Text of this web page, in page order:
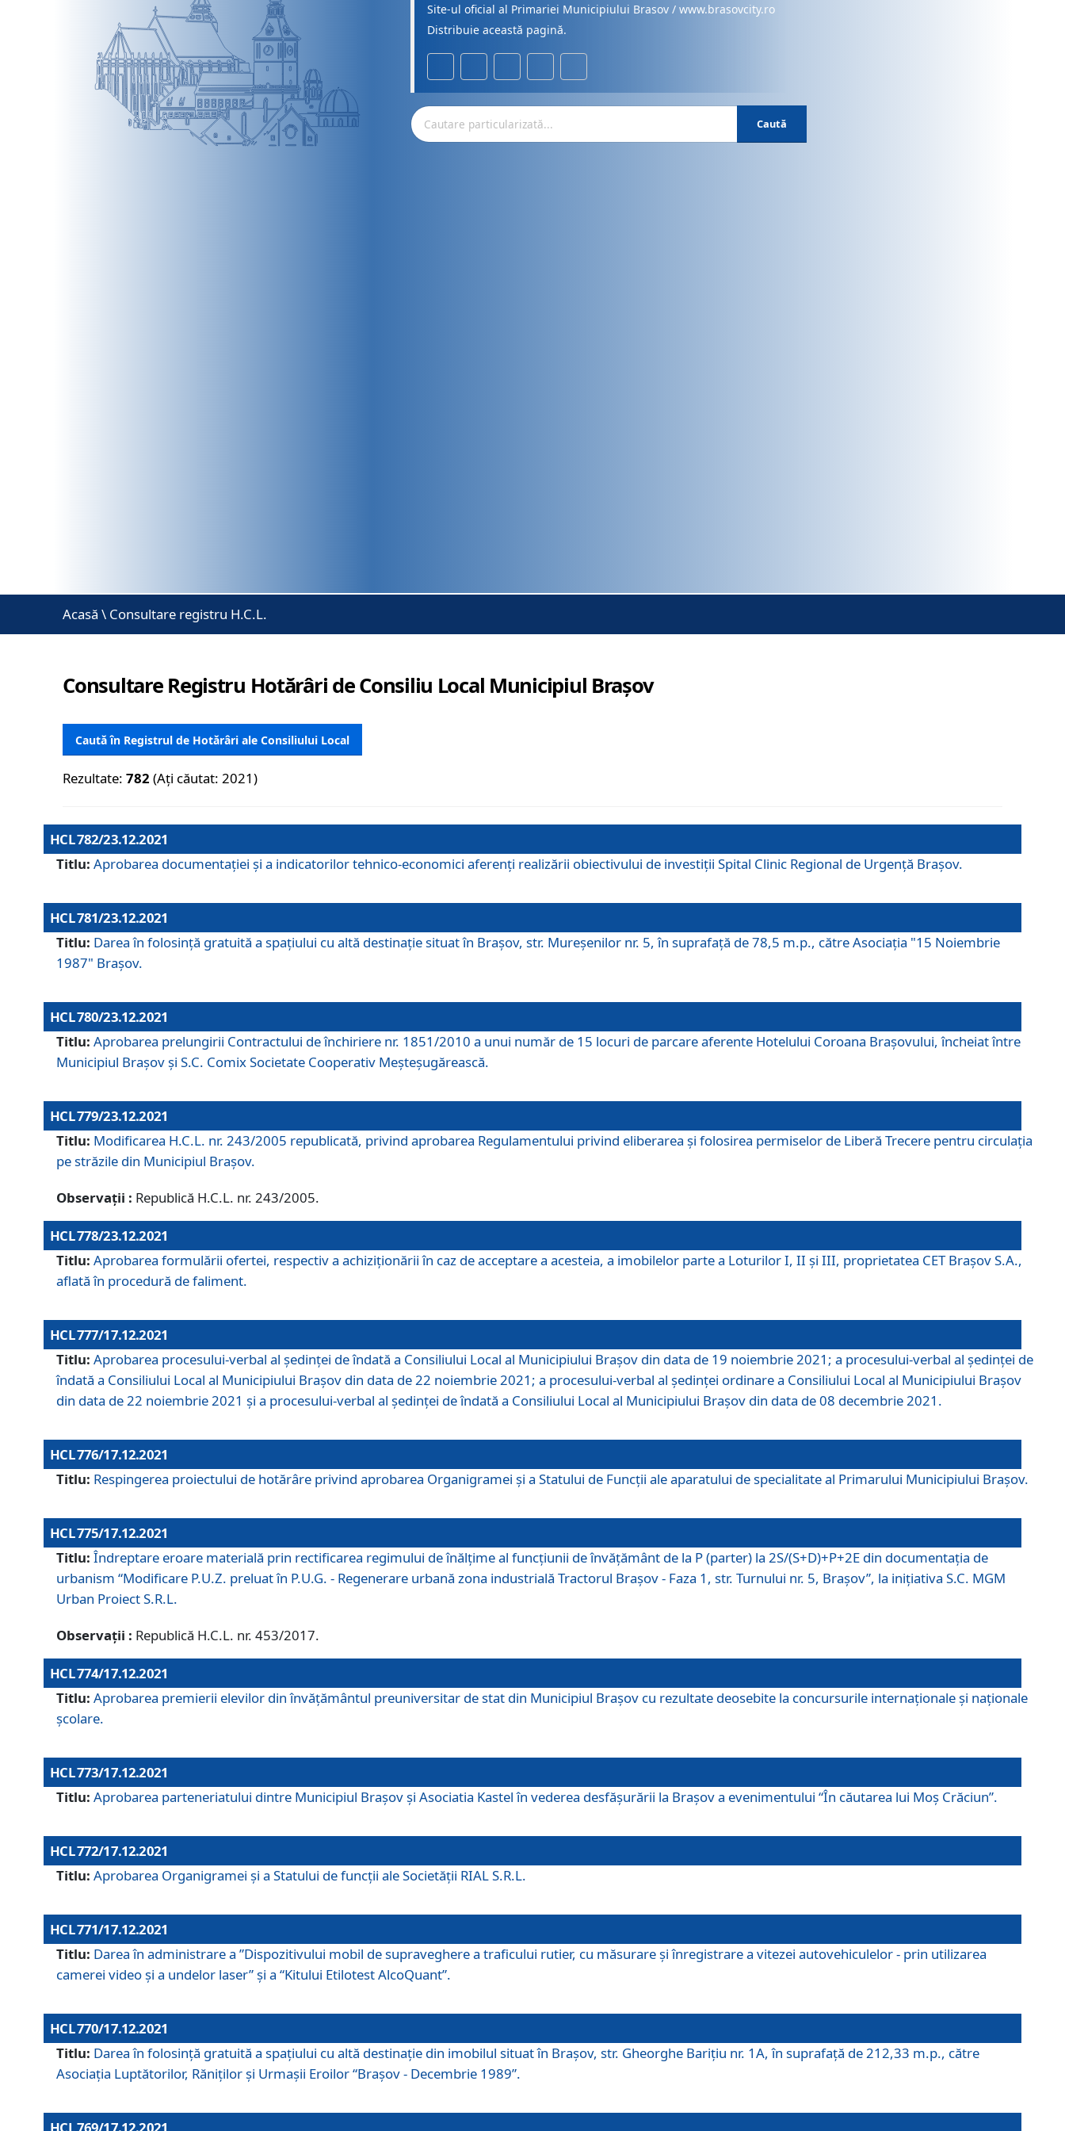
Site-ul oficial al Primariei Municipiului Brasov / www.brasovcity.ro
Distribuie această pagină.
Caută
Acasă \ Consultare registru H.C.L.
Consultare Registru Hotărâri de Consiliu Local Municipiul Brașov
Caută în Registrul de Hotărâri ale Consiliului Local
Rezultate:782 (Ați căutat: 2021)
HCL 782/23.12.2021
Titlu: Aprobarea documentației și a indicatorilor tehnico-economici aferenți realizării obiectivului de investiții Spital Clinic Regional de Urgență Brașov.
HCL 781/23.12.2021
Titlu: Darea în folosinţă gratuită a spaţiului cu altă destinaţie situat în Braşov, str. Mureşenilor nr. 5, în suprafaţă de 78,5 m.p., către Asociaţia "15 Noiembrie
1987" Braşov.
HCL 780/23.12.2021
Titlu: Aprobarea prelungirii Contractului de închiriere nr. 1851/2010 a unui număr de 15 locuri de parcare aferente Hotelului Coroana Brașovului, încheiat între
Municipiul Braşov şi S.C. Comix Societate Cooperativ Meșteșugărească.
HCL 779/23.12.2021
Titlu: Modificarea H.C.L. nr. 243/2005 republicată, privind aprobarea Regulamentului privind eliberarea şi folosirea permiselor de Liberă Trecere pentru circulația
pe străzile din Municipiul Braşov.
Observații : Republică H.C.L. nr. 243/2005.
HCL 778/23.12.2021
Titlu: Aprobarea formulării ofertei, respectiv a achiziționării în caz de acceptare a acesteia, a imobilelor parte a Loturilor I, II și III, proprietatea CET Brașov S.A.,
aflată în procedură de faliment.
HCL 777/17.12.2021
Titlu: Aprobarea procesului-verbal al şedinţei de îndată a Consiliului Local al Municipiului Braşov din data de 19 noiembrie 2021; a procesului-verbal al şedinţei de
îndată a Consiliului Local al Municipiului Braşov din data de 22 noiembrie 2021; a procesului-verbal al şedinţei ordinare a Consiliului Local al Municipiului Braşov
din data de 22 noiembrie 2021 și a procesului-verbal al şedinţei de îndată a Consiliului Local al Municipiului Braşov din data de 08 decembrie 2021.
HCL 776/17.12.2021
Titlu: Respingerea proiectului de hotărâre privind aprobarea Organigramei şi a Statului de Funcţii ale aparatului de specialitate al Primarului Municipiului Braşov.
HCL 775/17.12.2021
Titlu: Îndreptare eroare materială prin rectificarea regimului de înălţime al funcţiunii de învăţământ de la P (parter) la 2S/(S+D)+P+2E din documentaţia de
urbanism “Modificare P.U.Z. preluat în P.U.G. - Regenerare urbană zona industrială Tractorul Braşov - Faza 1, str. Turnului nr. 5, Braşov”, la iniţiativa S.C. MGM
Urban Proiect S.R.L.
Observații : Republică H.C.L. nr. 453/2017.
HCL 774/17.12.2021
Titlu: Aprobarea premierii elevilor din învățământul preuniversitar de stat din Municipiul Brașov cu rezultate deosebite la concursurile internaționale și naționale
școlare.
HCL 773/17.12.2021
Titlu: Aprobarea parteneriatului dintre Municipiul Brașov și Asociatia Kastel în vederea desfăşurării la Brașov a evenimentului “În căutarea lui Moș Crăciun”.
HCL 772/17.12.2021
Titlu: Aprobarea Organigramei şi a Statului de funcţii ale Societăţii RIAL S.R.L.
HCL 771/17.12.2021
Titlu: Darea în administrare a ”Dispozitivului mobil de supraveghere a traficului rutier, cu măsurare și înregistrare a vitezei autovehiculelor - prin utilizarea
camerei video și a undelor laser” și a “Kitului Etilotest AlcoQuant”.
HCL 770/17.12.2021
Titlu: Darea în folosinţă gratuită a spaţiului cu altă destinaţie din imobilul situat în Braşov, str. Gheorghe Bariţiu nr. 1A, în suprafaţă de 212,33 m.p., către
Asociaţia Luptătorilor, Răniţilor şi Urmaşii Eroilor “Braşov - Decembrie 1989”.